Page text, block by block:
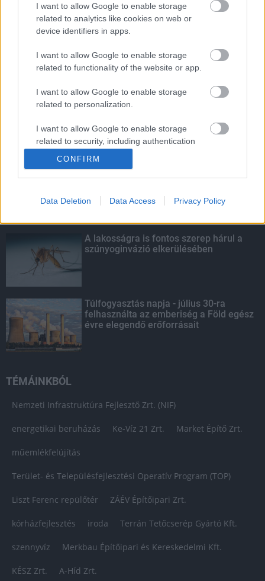
I want to allow Google to enable storage
related to analytics like cookies on web or
device identifiers in apps.
I want to allow Google to enable storage
related to functionality of the website or app.
I want to allow Google to enable storage
related to personalization.
I want to allow Google to enable storage
related to security, including authentication
CONFIRM
Data Deletion Data Access Privacy Policy
Mától jelentkezhetnek a kivitelezők a
háztartások napelemes és fűtési
rendszereit támogató pályázatra
Október végéig érvényesíthetők a
KIEMELT
Kecskeméten is szakirányú
Egyetem
A lakosságra is fontos szerep hárul a
szúnyoginvázió elkerülésében
Túlfogyasztás napja - július 30-ra
felhasználta az emberiség a Föld egész
évre elegendő erőforrásait
TÉMÁINKBÓL
Nemzeti Infrastruktúra Fejlesztő Zrt. (NIF)
energetikai beruházás Ke-Víz 21 Zrt. Market Építő Zrt.
műemlékfelújítás
Terület- és Településfejlesztési Operatív Program (TOP)
Liszt Ferenc repülőtér ZÁÉV Építőipari Zrt.
kórházfejlesztés iroda Terrán Tetőcserép Gyártó Kft.
szennyvíz Merkbau Építőipari és Kereskedelmi Kft.
KÉSZ Zrt. A-Híd Zrt.